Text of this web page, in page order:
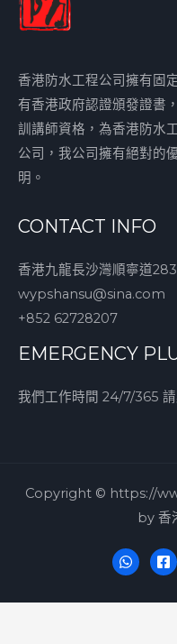
香港防水工程公司擁有固
有香港政府認證頒發證書
訓講師資格，為香港防水
公司，我公司擁有絕對的
明。
CONTACT INFO
香港九龍長沙灣順寧道
wypshansu@sina.com
+852 62728207
EMERGENCY
我們工作時間 24/7/365
Copyright © https://
by 香